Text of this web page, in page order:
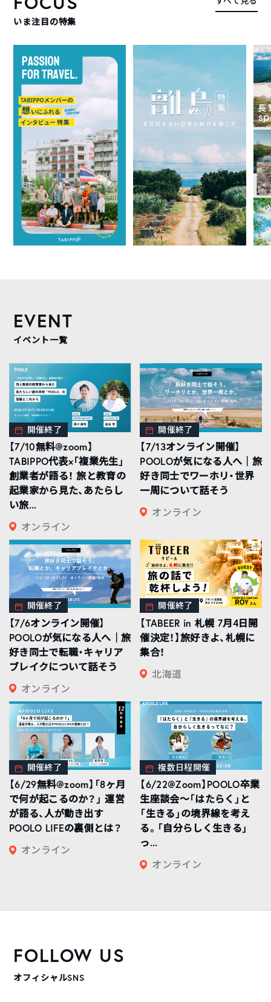
いま注目の特集
EVENT
イベント一覧
開催終了
【7/10無料@zoom】
TABIPPO代表×「複業先生」
創業者が語る！ 旅と教育の
起業家から見た、あたらし
い旅...
オンライン
開催終了
【7/13オンライン開催】
POOLOが気になる人へ｜旅
好き同士でワーホリ・世界
一周について話そう
オンライン
開催終了
【7/6オンライン開催】
POOLOが気になる人へ｜旅
好き同士で転職・キャリア
ブレイクについて話そう
オンライン
開催終了
【TABEER in 札幌 7月4日開
催決定！】旅好きよ、札幌に
集合！
北海道
開催終了
【6/29無料@zoom】「8ヶ月
で何が起こるのか？」 運営
が語る、人が動き出す
POOLO LIFEの裏側とは？
オンライン
複数日程開催
【6/22@Zoom】POOLO卒業
生座談会〜「はたらく」と
「生きる」の境界線を考え
る。「自分らしく生きる」
っ...
オンライン
FOLLOW US
オフィシャルSNS